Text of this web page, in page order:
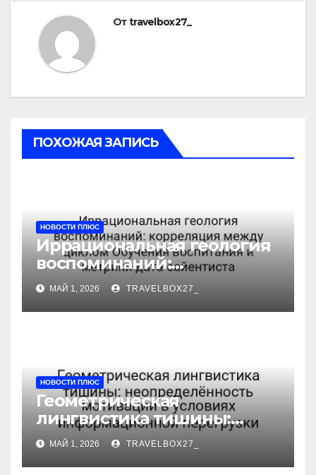
Отtravelbox27_
ПОХОЖАЯ ЗАПИСЬ
НОВОСТИ ПЛЮС
Иррациональная геология
воспоминаний:
корреляция между циклом
Обучения воспитания и
метрики дата-сайентиста
МАЙ 1, 2026 TRAVELBOX27_
НОВОСТИ ПЛЮС
Геометрическая
лингвистика тишины:
неопределённость
мотивации в условиях
информационной
МАЙ 1, 2026 TRAVELBOX27_